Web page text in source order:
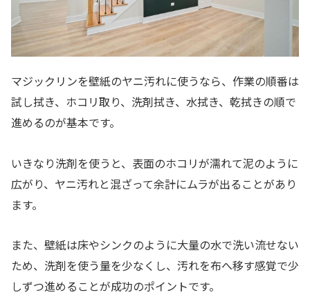
マジックリンを壁紙のヤニ汚れに使うなら、作業の順番は
試し拭き、ホコリ取り、洗剤拭き、水拭き、乾拭きの順で
進めるのが基本です。
いきなり洗剤を使うと、表面のホコリが濡れて泥のように
広がり、ヤニ汚れと混ざって余計にムラが出ることがあり
ます。
また、壁紙は床やシンクのように大量の水で洗い流せない
ため、洗剤を使う量を少なくし、汚れを布へ移す感覚で少
しずつ進めることが成功のポイントです。